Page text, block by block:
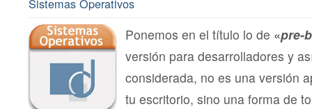
Sistemas Operativos
Ponemos en el título lo de «pre-
versión para desarrolladores y
considerada, no es una versión
tu escritorio, sino una forma de